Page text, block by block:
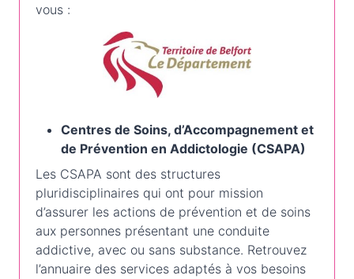
vous :
Centres de Soins, d’Accompagnement et
de Prévention en Addictologie (CSAPA)
Les CSAPA sont des structures
pluridisciplinaires qui ont pour mission
d’assurer les actions de prévention et de soins
aux personnes présentant une conduite
addictive, avec ou sans substance. Retrouvez
l’annuaire des services adaptés à vos besoins